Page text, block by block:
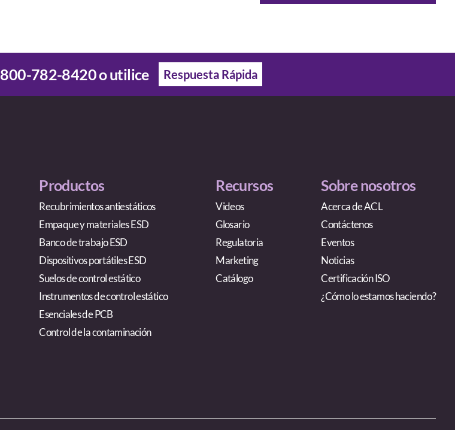
800-782-8420o utilice Respuesta Rápida
Productos
Recubrimientos antiestáticos
Empaque y materiales ESD
Banco de trabajo ESD
Dispositivos portátiles ESD
Suelos de control estático
Instrumentos de control estático
Esenciales de PCB
Control de la contaminación
Recursos
Videos
Glosario
Regulatoria
Marketing
Catálogo
Sobre nosotros
Acerca de ACL
Contáctenos
Eventos
Noticias
Certificación ISO
¿Cómo lo estamos haciendo?